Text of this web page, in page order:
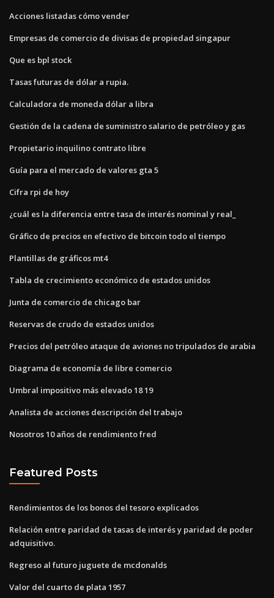
Acciones listadas cómo vender
Empresas de comercio de divisas de propiedad singapur
Que es bpl stock
Tasas futuras de dólar a rupia.
Calculadora de moneda dólar a libra
Gestión de la cadena de suministro salario de petróleo y gas
Propietario inquilino contrato libre
Guía para el mercado de valores gta 5
Cifra rpi de hoy
¿cuál es la diferencia entre tasa de interés nominal y real_
Gráfico de precios en efectivo de bitcoin todo el tiempo
Plantillas de gráficos mt4
Tabla de crecimiento económico de estados unidos
Junta de comercio de chicago bar
Reservas de crudo de estados unidos
Precios del petróleo ataque de aviones no tripulados de arabia
Diagrama de economía de libre comercio
Umbral impositivo más elevado 18 19
Analista de acciones descripción del trabajo
Nosotros 10 años de rendimiento fred
Featured Posts
Rendimientos de los bonos del tesoro explicados
Relación entre paridad de tasas de interés y paridad de poder
adquisitivo.
Regreso al futuro juguete de mcdonalds
Valor del cuarto de plata 1957